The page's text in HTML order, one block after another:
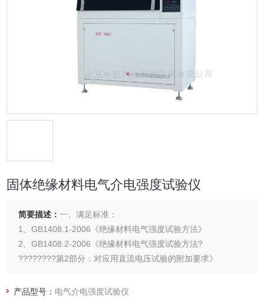
固体绝缘材料电气介电强度试验仪
简要描述：一、满足标准：
1、GB1408.1-2006《绝缘材料电气强度试验方法》
2、GB1408.2-2006《绝缘材料电气强度试验方法?
????????第2部分：对应用直流电压试验的附加要求》
测定方法》
产品型号： 电气介电强度试验仪